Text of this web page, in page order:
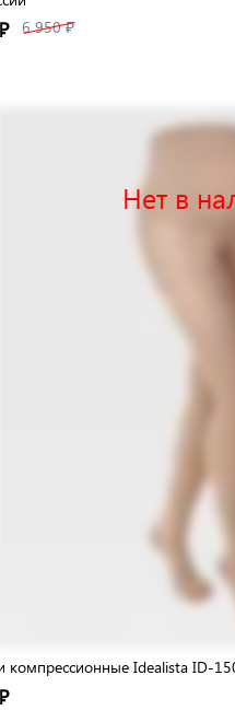
6 950 ₽
Нет в
компрессионные Idealista ID-